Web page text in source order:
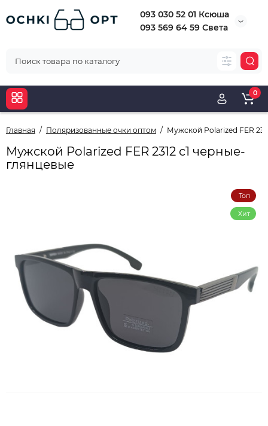
093 030 52 01 Ксюша
093 569 64 59 Света
0
Главная Поляризованные очки оптом Мужской Polarized FER
Мужской Polarized FER 2312 с1 черные-
глянцевые
Топ
Хит